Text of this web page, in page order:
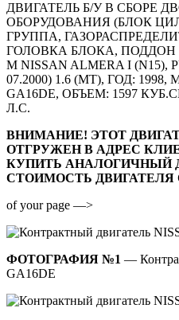
ДВИГАТЕЛЬ Б/У В СБОРЕ
ОБОРУДОВАНИЯ (БЛОК
ГРУППА,
ГОЛОВКА БЛОКА, ПОДДОН
М NISSAN ALMERA I (N15),
07.2000) 1.6 (MT), ГОД:
GA16DE, ОБЪЕМ: 1597
Л.С.
ВНИМАНИЕ! ЭТОТ
ОТГРУЖЕН В АДРЕС
КУПИТЬ АНАЛОГИЧНЫЙ
СТОИМОСТЬ ДВИГАТЕЛЯ
of your page —>
ФОТОГРАФИЯ №1 —
GA16DE